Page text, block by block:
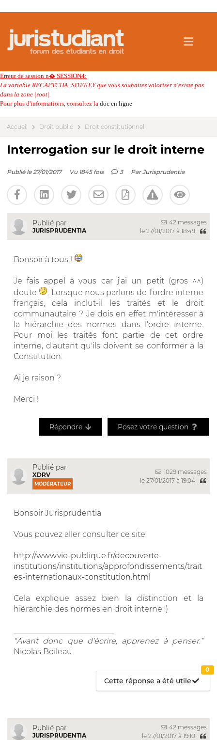
Erreur de session n� SESSION4:
La variable RECAPTCHA_SITEKEY que vous souhaitez valoriser n'existe pas
dans la zone |root|.
Pour plus d'informations, consultez la doc en ligne
Accueil Droit public Droit constitutionnel
Interrogation sur le droit interne
Publié le 27/01/2017 Vu 1845 fois 3 ParJurisprudentia
Publié par
JURISPRUDENTIA
42 messages
le 27/01/2017 à 18:49
Bonsoir à tous !
Je fais appel à vous car j'ai un petit (gros ^^)
doute
. Lorsque nous parlons de l'ordre interne
français, cela inclut-il les traités et le droit
communautaire ? Je dois en effet m'intéresser à
la hiérarchie des normes dans l'ordre interne.
Pour moi les traités font partie de cet ordre
interne, d'autant qu'ils doivent se conformer à la
Constitution.
Ai je raison ?
Merci !
Répondre Posez votre question
Publié par
XDRV
MODÉRATEUR
1029 messages
le 27/01/2017 à 19:04
Bonsoir Jurisprudentia
Vous pouvez aller consulter ce site
http://www.vie-publique.fr/decouverte-
institutions/institutions/approfondissements/trait
es-internationaux-constitution.html
Cela explique assez bien la distinction et la
hiérarchie des normes en droit interne :)
“Avant donc que d’écrire, apprenez à penser.”
Nicolas Boileau
Cette réponse a été utile
0
Publié par
JURISPRUDENTIA
42 messages
le 27/01/2017 à 19:10